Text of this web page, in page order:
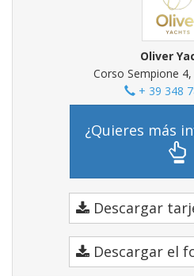
Oliver
Corso Sempione
+ 39 348
¿Quieres más
Descargar
Descargar el